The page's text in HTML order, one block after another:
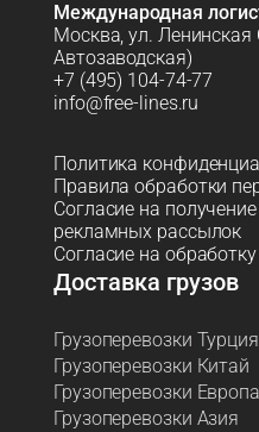
Международная
Москва, ул. Ленинская
Автозаводская)
+7 (495) 104-74-77
info@free-lines.ru
Политика
Правила обработки
Согласие на
рекламных рассылок
Согласие на
Доставка грузов
Грузоперевозки Турция
Грузоперевозки Китай
Грузоперевозки Европа
Грузоперевозки Азия